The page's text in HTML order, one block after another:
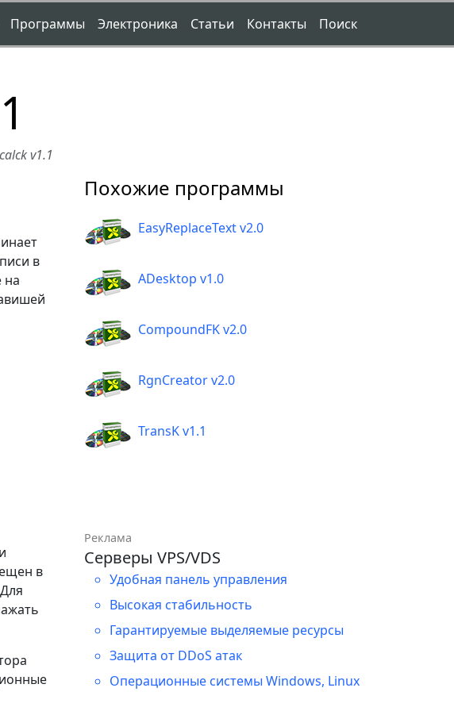
Программы Электроника Статьи Контакты Поиск
calck v1.1
в
на
в
Похожие программы
EasyReplaceText v2.0
ADesktop v1.0
CompoundFK v2.0
RgnCreator v2.0
TransK v1.1
Реклама
Серверы VPS/VDS
Удобная панель управления
Высокая стабильность
Гарантируемые выделяемые ресурсы
Защита от DDoS атак
Операционные системы Windows, Linux